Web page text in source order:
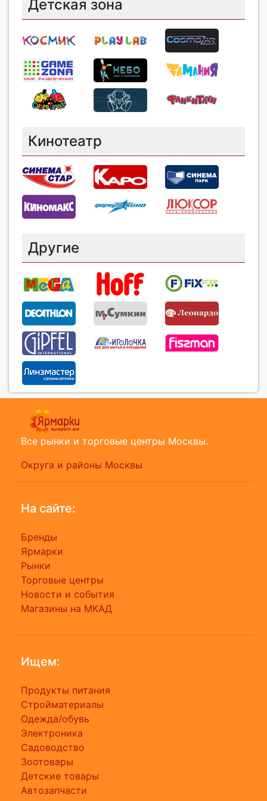
Детская зона
Кинотеатр
Другие
Все рынки и торговые центры Москвы.
Округа и районы Москвы
На сайте:
Бренды
Ярмарки
Рынки
Торговые центры
Новости и события
Магазины на МКАД
Ищем:
Продукты питания
Стройматериалы
Одежда/обувь
Электроника
Садоводство
Зоотовары
Детские товары
Автозапчасти